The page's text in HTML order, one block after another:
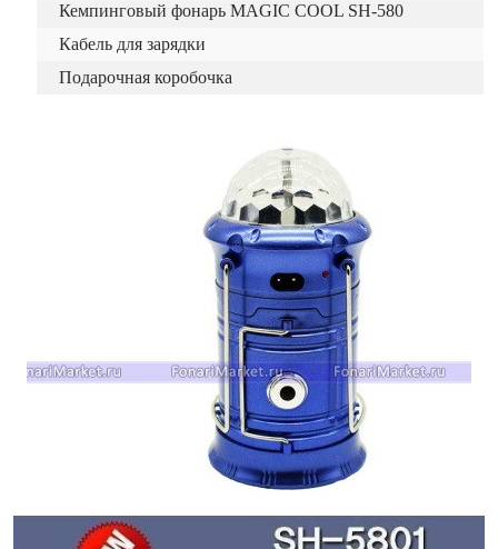
Кемпинговый фонарь MAGIC COOL SH-580
Кабель для зарядки
Подарочная коробочка